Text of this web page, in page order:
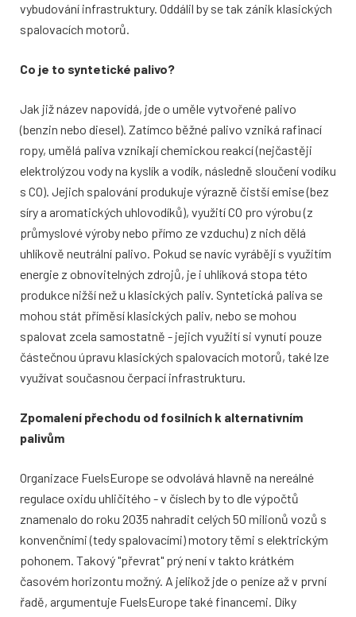
vybudování infrastruktury. Oddálil by se tak zánik klasických
spalovacích motorů.
Co je to syntetické palivo?
Jak již název napovídá, jde o uměle vytvořené palivo
(benzin nebo diesel). Zatímco běžné palivo vzniká rafinací
ropy, umělá paliva vznikají chemickou reakcí (nejčastěji
elektrolýzou vody na kyslík a vodík, následně sloučení vodíku
s CO). Jejich spalování produkuje výrazně čistší emise (bez
síry a aromatických uhlovodíků), využití CO pro výrobu (z
průmyslové výroby nebo přímo ze vzduchu) z nich dělá
uhlíkově neutrální palivo. Pokud se navíc vyrábějí s využitím
energie z obnovitelných zdrojů, je i uhlíková stopa této
produkce nižší než u klasických paliv. Syntetická paliva se
mohou stát příměsí klasických paliv, nebo se mohou
spalovat zcela samostatně - jejich využití si vynutí pouze
částečnou úpravu klasických spalovacích motorů, také lze
využívat současnou čerpací infrastrukturu.
Zpomalení přechodu od fosilních k alternativním
palivům
Organizace FuelsEurope se odvolává hlavně na nereálné
regulace oxidu uhličitého - v číslech by to dle výpočtů
znamenalo do roku 2035 nahradit celých 50 milionů vozů s
konvenčními (tedy spalovacími) motory těmi s elektrickým
pohonem. Takový "převrat" prý není v takto krátkém
časovém horizontu možný. A jelikož jde o peníze až v první
řadě, argumentuje FuelsEurope také financemi. Díky